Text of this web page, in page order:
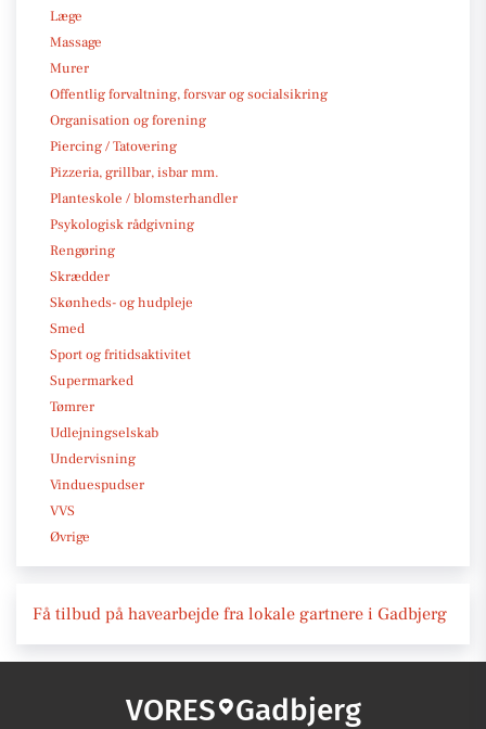
Læge
Massage
Murer
Offentlig forvaltning, forsvar og socialsikring
Organisation og forening
Piercing / Tatovering
Pizzeria, grillbar, isbar mm.
Planteskole / blomsterhandler
Psykologisk rådgivning
Rengøring
Skrædder
Skønheds- og hudpleje
Smed
Sport og fritidsaktivitet
Supermarked
Tømrer
Udlejningselskab
Undervisning
Vinduespudser
VVS
Øvrige
Få tilbud på havearbejde fra lokale gartnere i Gadbjerg
VORES Gadbjerg